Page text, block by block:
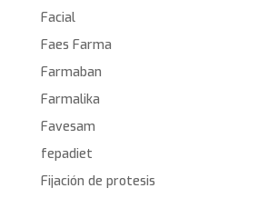
Facial
Faes Farma
Farmaban
Farmalika
Favesam
fepadiet
Fijación de protesis